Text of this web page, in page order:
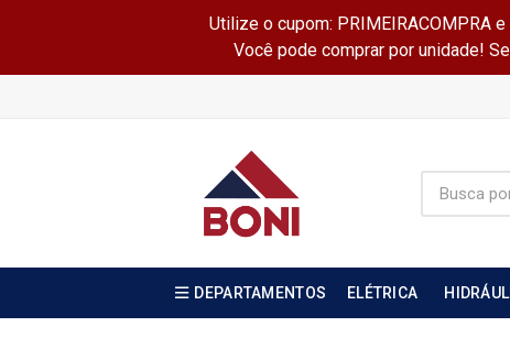
Utilize o cupom: PRIMEIRACOMPRA
Você pode comprar por unidade!
DEPARTAMENTOS ELÉTRICA